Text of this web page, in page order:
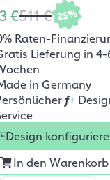
€511 € 25%
Raten-
Lieferung in 4-
in Germany
f+
Design
In den Warenkorb